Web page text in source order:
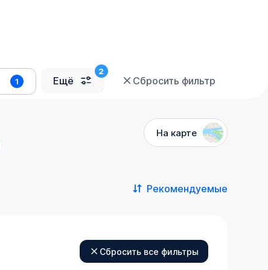
1 Ещё Сбросить фильтр
На карте
Рекомендуемые
Сбросить все фильтры